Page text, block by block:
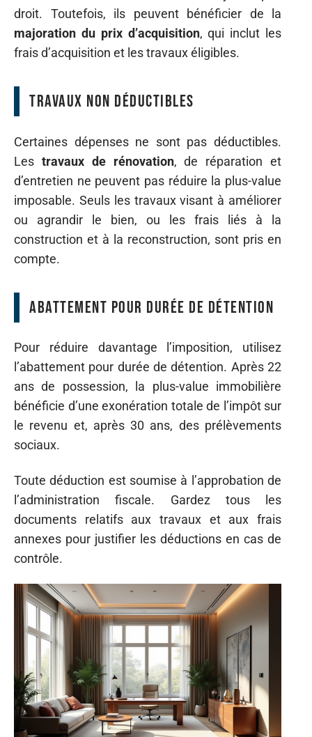
droit. Toutefois, ils peuvent bénéficier de la
majoration du prix d’acquisition, qui inclut les
frais d’acquisition et les travaux éligibles.
Travaux non déductibles
Certaines dépenses ne sont pas déductibles.
Les travaux de rénovation, de réparation et
d’entretien ne peuvent pas réduire la plus-value
imposable. Seuls les travaux visant à améliorer
ou agrandir le bien, ou les frais liés à la
construction et à la reconstruction, sont pris en
compte.
Abattement pour durée de détention
Pour réduire davantage l’imposition, utilisez
l’abattement pour durée de détention. Après 22
ans de possession, la plus-value immobilière
bénéficie d’une exonération totale de l’impôt sur
le revenu et, après 30 ans, des prélèvements
sociaux.
Toute déduction est soumise à l’approbation de
l’administration fiscale. Gardez tous les
documents relatifs aux travaux et aux frais
annexes pour justifier les déductions en cas de
contrôle.